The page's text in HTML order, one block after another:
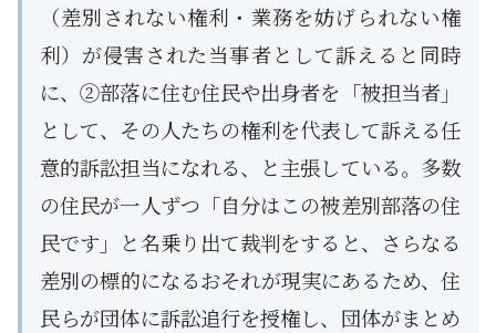
（差別されない権利・業務を妨げられない権
利）が侵害された当事者として訴えると同時
に、②部落に住む住民や出身者を「被担当者」
として、その人たちの権利を代表して訴える任
意的訴訟担当になれる、と主張している。多数
の住民が一人ずつ「自分はこの被差別部落の住
民です」と名乗り出て裁判をすると、さらなる
差別の標的になるおそれが現実にあるため、住
民らが団体に訴訟追行を授権し、団体がまとめ